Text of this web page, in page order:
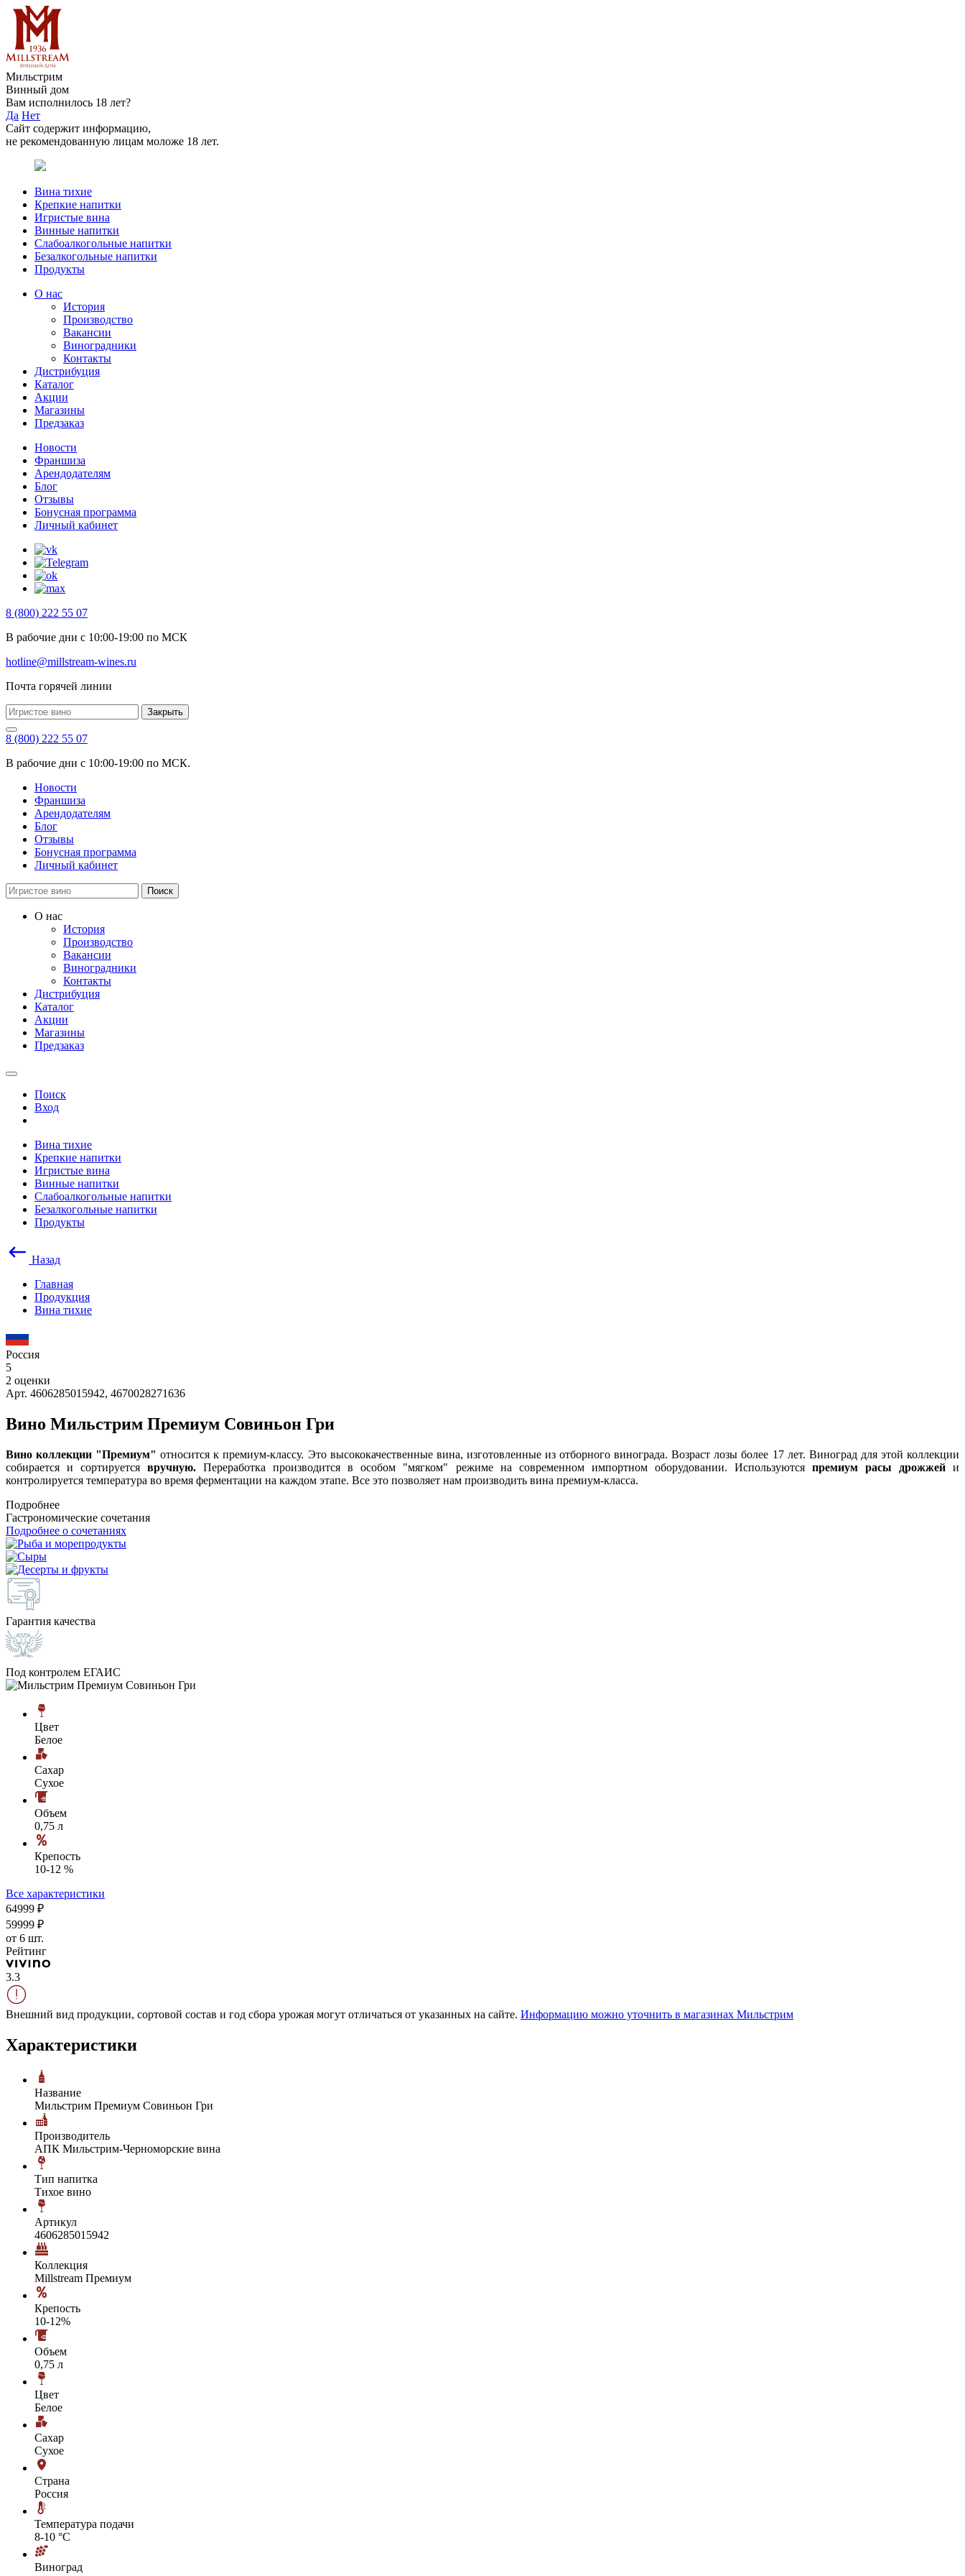
Мильстрим
Винный дом
Вам исполнилось 18 лет?
Да Нет
Сайт содержит информацию,
не рекомендованную лицам моложе 18 лет.
Вина тихие
Крепкие напитки
Игристые вина
Винные напитки
Слабоалкогольные напитки
Безалкогольные напитки
Продукты
О нас
История
Производство
Вакансии
Виноградники
Контакты
Дистрибуция
Каталог
Акции
Магазины
Предзаказ
Новости
Франшиза
Арендодателям
Блог
Отзывы
Бонусная программа
Личный кабинет
8 (800) 222 55 07
В рабочие дни с 10:00-19:00 по МСК
hotline@millstream-wines.ru
Почта горячей линии
Закрыть
8 (800) 222 55 07
В рабочие дни с 10:00-19:00 по МСК.
Новости
Франшиза
Арендодателям
Блог
Отзывы
Бонусная программа
Личный кабинет
Поиск
О нас
История
Производство
Вакансии
Виноградники
Контакты
Дистрибуция
Каталог
Акции
Магазины
Предзаказ
Поиск
Вход
Вина тихие
Крепкие напитки
Игристые вина
Винные напитки
Слабоалкогольные напитки
Безалкогольные напитки
Продукты
Назад
Главная
Продукция
Вина тихие
Россия
5
2 оценки
Арт. 4606285015942, 4670028271636
Вино Мильстрим Премиум Совиньон Гри
Вино коллекции "Премиум" относится к премиум-классу. Это высококачественные вина, изготовленные из отборного винограда. Возраст лозы более 17 лет. Виноград для этой коллекции
собирается и сортируетсявручную. Переработка производится в особом "мягком" режиме на современном импортном оборудовании. Используются премиум расы дрожжейи
контролируется температура во время ферментации на каждом этапе. Все это позволяет нам производить вина премиум-класса.
Подробнее
Гастрономические сочетания
Подробнее о сочетаниях
Гарантия качества
Под контролем ЕГАИС
Цвет
Белое
Сахар
Сухое
Объем
0,75 л
Крепость
10-12 %
Все характеристики
64999 ₽
59999 ₽
от 6 шт.
Рейтинг
3.3
Внешний вид продукции, сортовой состав и год сбора урожая могут отличаться от указанных на сайте. Информацию можно уточнить в магазинах Мильстрим
Характеристики
Название
Мильстрим Премиум Совиньон Гри
Производитель
АПК Мильстрим-Черноморские вина
Тип напитка
Тихое вино
Артикул
4606285015942
Коллекция
Millstream Премиум
Крепость
10-12%
Объем
0,75 л
Цвет
Белое
Сахар
Сухое
Страна
Россия
Температура подачи
8-10 °С
Виноград